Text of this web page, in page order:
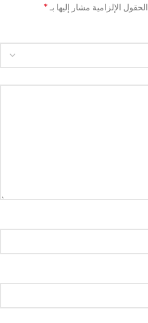
الحقول الإلزامية مشار إليها بـ *